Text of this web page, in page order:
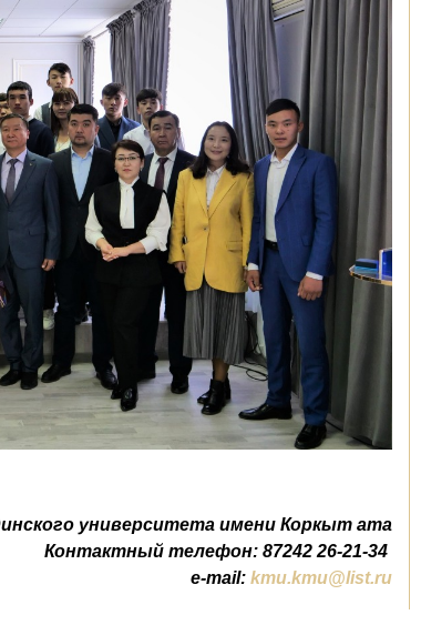
университета имени Коркыт ата
Контактный телефон: 87242 26-21-34
e-mail: kmu.kmu@list.ru